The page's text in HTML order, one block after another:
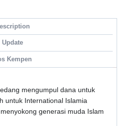
Update
Kempen
mengumpul dana untuk
untuk International Islamia
generasi muda Islam